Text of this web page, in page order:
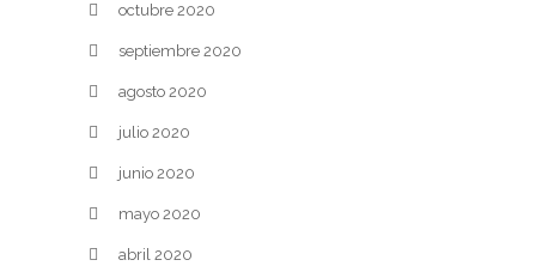
octubre 2020
septiembre 2020
agosto 2020
julio 2020
junio 2020
mayo 2020
abril 2020